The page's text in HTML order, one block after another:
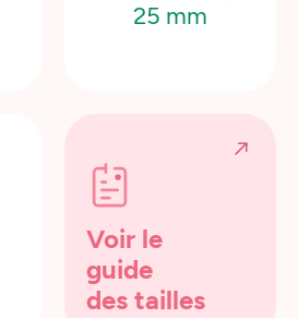
25 mm
Voir le
guide
des tailles